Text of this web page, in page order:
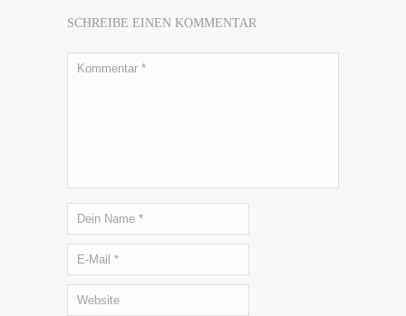
SCHREIBE EINEN KOMMENTAR